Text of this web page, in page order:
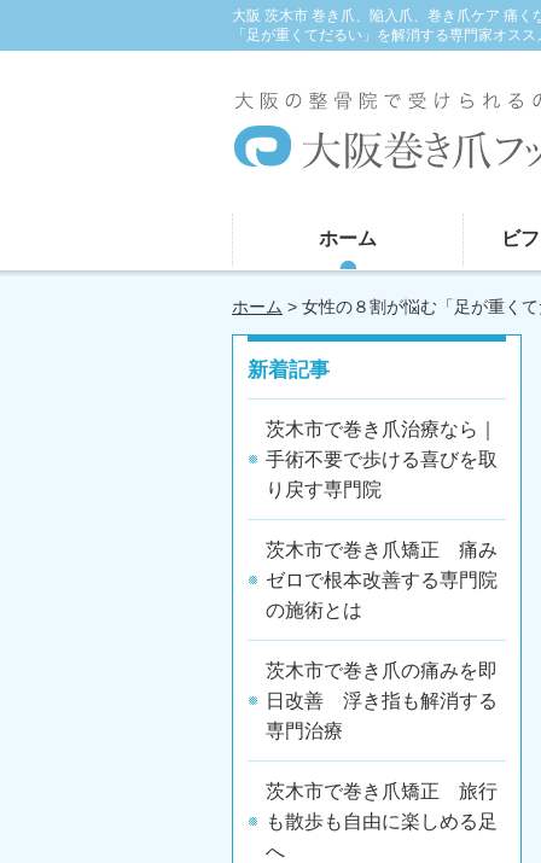
大阪 茨木市 巻き爪、陥入爪、巻き爪ケア 痛
「足が重くてだるい」を解消する専門家オス
ホーム ビ
ホーム > 女性の８割が悩む「足が重く
新着記事
茨木市で巻き爪治療なら｜
手術不要で歩ける喜びを取
り戻す専門院
茨木市で巻き爪矯正 痛み
ゼロで根本改善する専門院
の施術とは
茨木市で巻き爪の痛みを即
日改善 浮き指も解消する
専門治療
茨木市で巻き爪矯正 旅行
も散歩も自由に楽しめる足
へ